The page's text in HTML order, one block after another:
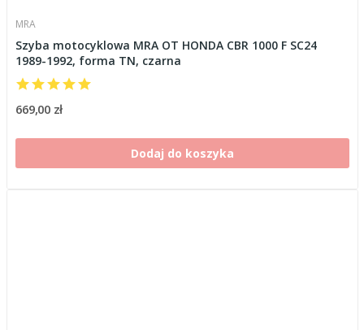
MRA
Szyba motocyklowa MRA OT HONDA CBR 1000 F SC24
1989-1992, forma TN, czarna
669,00 zł
Dodaj do koszyka